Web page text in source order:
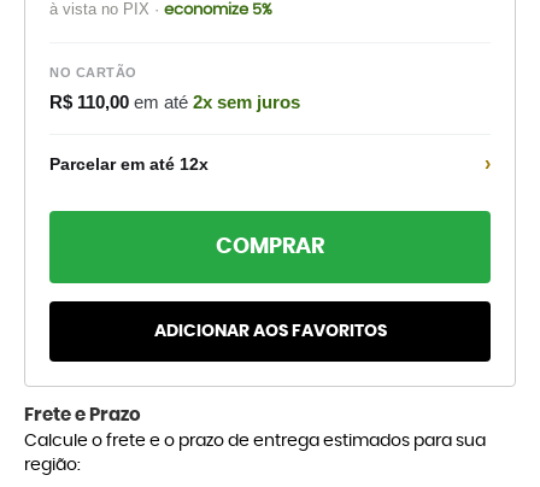
à vista no PIX · economize 5%
NO CARTÃO
R$ 110,00 em até 2x sem juros
Parcelar em até 12x ›
COMPRAR
ADICIONAR AOS FAVORITOS
Frete e Prazo
Calcule o frete e o prazo de entrega estimados para sua
região: